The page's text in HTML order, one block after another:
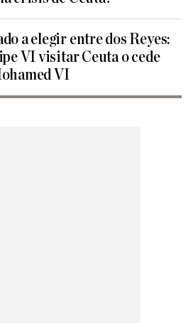
a elegir entre dos Reyes:
VI visitar Ceuta o cede
VI